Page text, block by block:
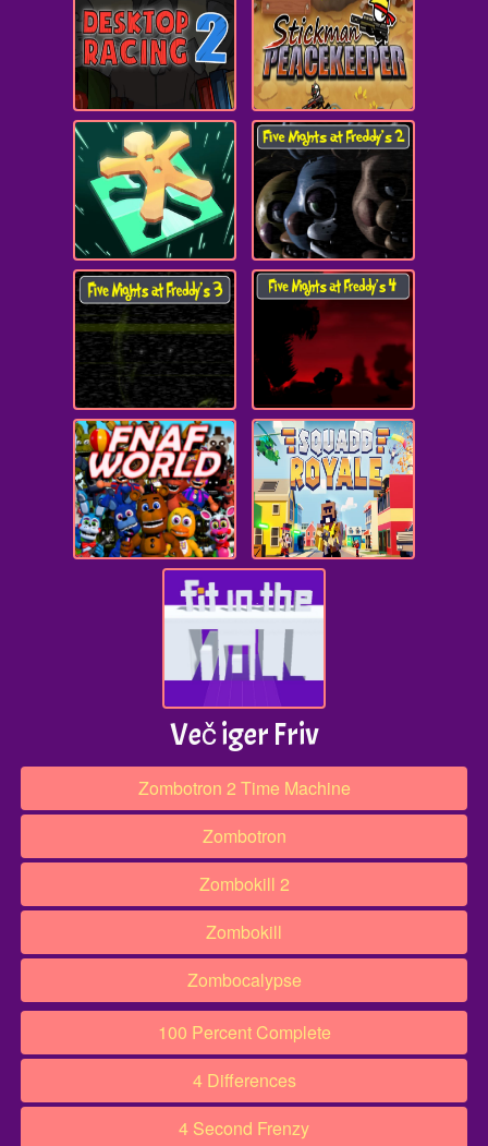
Več iger Friv
Zombotron 2 Time Machine
Zombotron
Zombokill 2
Zombokill
Zombocalypse
100 Percent Complete
4 Differences
4 Second Frenzy